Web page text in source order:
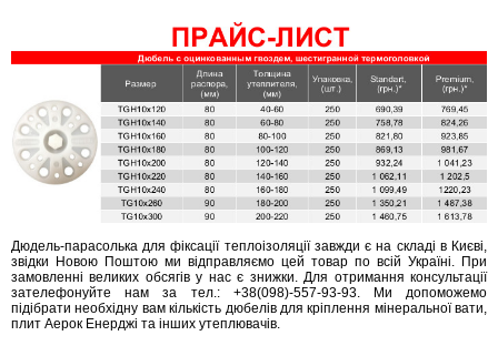
Дюдель-парасолька для фіксації теплоізоляції завжди є на складі в Києві,
звідки Новою Поштою ми відправляємо цей товар по всій Україні. При
замовленні великих обсягів у нас є знижки. Для отримання консультації
зателефонуйте нам за тел.: +38(098)-557-93-93. Ми допоможемо
підібрати необхідну вам кількість дюбелів для кріплення мінеральної вати,
плит Аерок Енерджі та інших утеплювачів.